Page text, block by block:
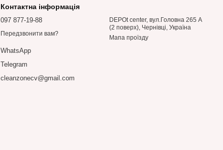
Контактна інформація
097 877-19-88
Передзвонити вам?
WhatsApp
Telegram
cleanzonecv@gmail.com
DEPOt center, вул.Головна 265 А
(2 поверх), Чернівці, Україна
Мапа проїзду